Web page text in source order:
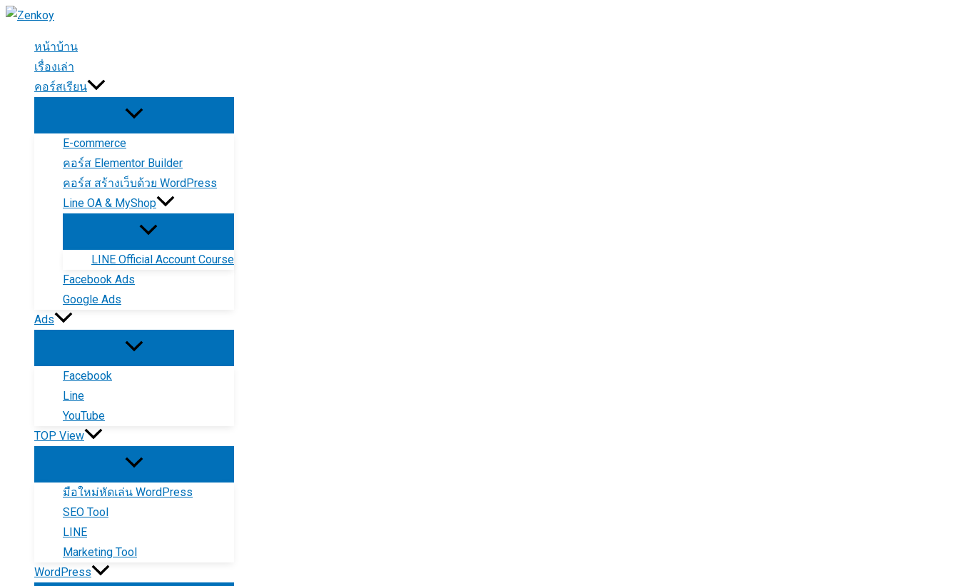
Skip
content
หน้าบ้าน
เรื่องเล่า
คอร์สเรียน
E-commerce
คอร์ส Elementor Builder
คอร์ส สร้างเว็บด้วย WordPress
Line OA & MyShop
LINE Official Account Course
Facebook Ads
Google Ads
Ads
Facebook
Line
YouTube
TOP View
มือใหม่หัดเล่น WordPress
SEO Tool
LINE
Marketing Tool
WordPress